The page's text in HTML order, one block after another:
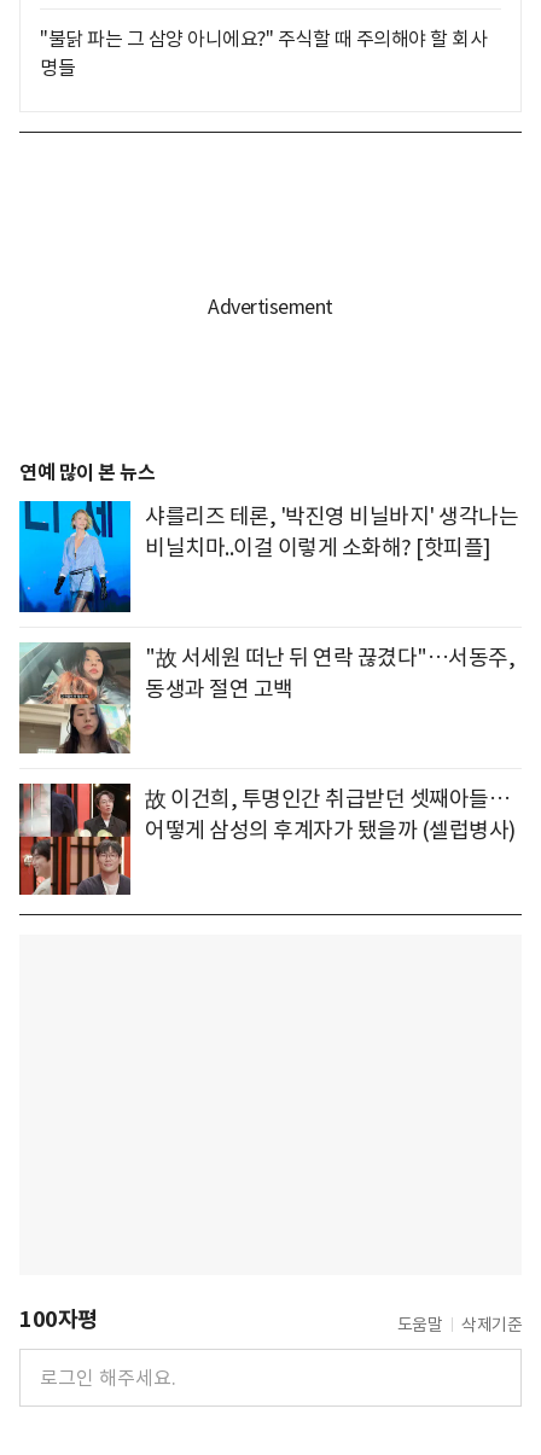
"불닭 파는 그 삼양 아니에요?" 주식할 때 주의해야 할 회사
명들
연예 많이 본 뉴스
샤를리즈 테론, '박진영 비닐바지' 생각나는
비닐치마..이걸 이렇게 소화해? [핫피플]
"故 서세원 떠난 뒤 연락 끊겼다"…서동주,
동생과 절연 고백
故 이건희, 투명인간 취급받던 셋째아들…
어떻게 삼성의 후계자가 됐을까 (셀럽병사)
100자평 도움말 삭제기준